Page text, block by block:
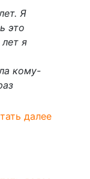
Я
это
я
кому-
далее